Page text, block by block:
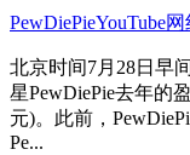
PewDiePieYouTube网
北京时间7月28日早
星PewDiePie去年的
元)。此前，
Pe...